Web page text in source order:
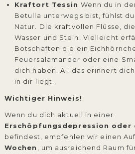
Kraftort Tessin Wenn du in
Betulla unterwegs bist, fühlst
Natur. Die kraftvollen Flüsse,
Wasser und Stein. Vielleicht
Botschaften die ein
Feuersalamander oder eine
dich haben. All das erinnert
in dir liegt.
Wichtiger Hinweis!
Wenn du dich aktuell in einer
Erschöpfungsdepression oder
befindest, empfehlen wir einen
Wochen , um ausreichend Raum